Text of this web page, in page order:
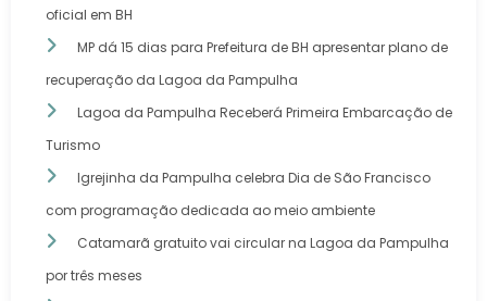
oficial em BH
MP dá 15 dias para Prefeitura de BH apresentar plano de
recuperação da Lagoa da Pampulha
Lagoa da Pampulha Receberá Primeira Embarcação de
Turismo
Igrejinha da Pampulha celebra Dia de São Francisco
com programação dedicada ao meio ambiente
Catamarã gratuito vai circular na Lagoa da Pampulha
por três meses